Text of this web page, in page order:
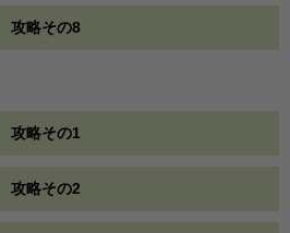
攻略その8
攻略その1
攻略その2